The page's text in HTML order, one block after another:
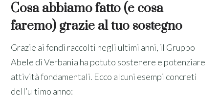
Cosa abbiamo fatto (e cosa
faremo) grazie al tuo sostegno
Grazie ai fondi raccolti negli ultimi anni, il Gruppo
Abele di Verbania ha potuto sostenere e potenziare
attività fondamentali. Ecco alcuni esempi concreti
dell’ultimo anno: